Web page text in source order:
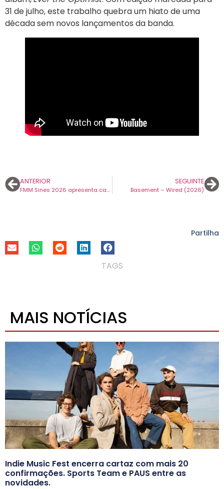
31 de julho, este trabalho quebra um hiato de uma
década sem novos lançamentos da banda.
ANTERIOR
FMM Sines 2026 apresenta cartaz completo num “Ato de Resistência” diversidade e novos talentos.
SEGUINTE
Basement – Wired (2026)
Partilha
TAGS
MAIS NOTÍCIAS
Indie Music Fest encerra cartaz com mais 20
confirmações. Sports Team e PAUS entre as
novidades.